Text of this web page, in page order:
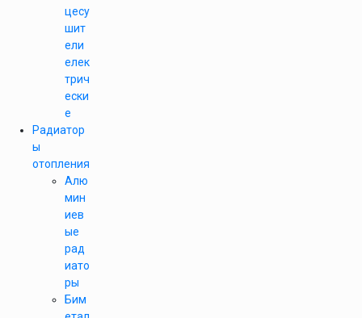
цесу
шит
ели
елек
трич
ески
е
Радиатор
ы
отопления
Алю
мин
иев
ые
рад
иато
ры
Бим